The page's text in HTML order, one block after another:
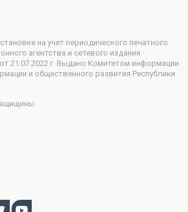
на учет периодического печатного
агентства и сетевого издания
21.07.2022 г. Выдано Комитетом информации
и общественного развития Республики